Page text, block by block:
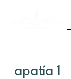
apatía 1